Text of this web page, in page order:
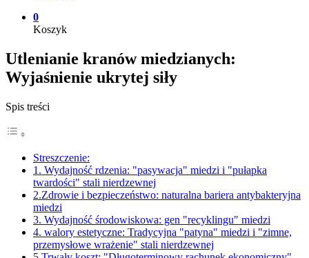
0
Koszyk
Utlenianie kranów miedzianych:
Wyjaśnienie ukrytej siły
Spis treści
Streszczenie:
1. Wydajność rdzenia: "pasywacja" miedzi i "pułapka
twardości" stali nierdzewnej
2.Zdrowie i bezpieczeństwo: naturalna bariera antybakteryjna
miedzi
3. Wydajność środowiskowa: gen "recyklingu" miedzi
4. walory estetyczne: Tradycyjna "patyna" miedzi i "zimne,
przemysłowe wrażenie" stali nierdzewnej